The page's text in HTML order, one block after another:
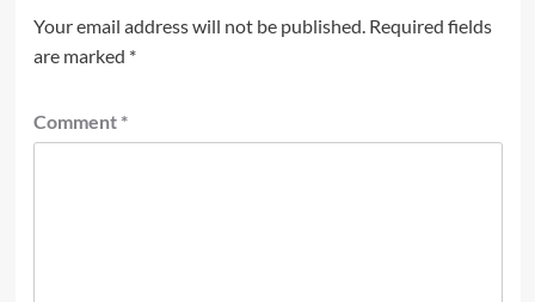
Your email address will not be published. Required fields
are marked *
Comment *